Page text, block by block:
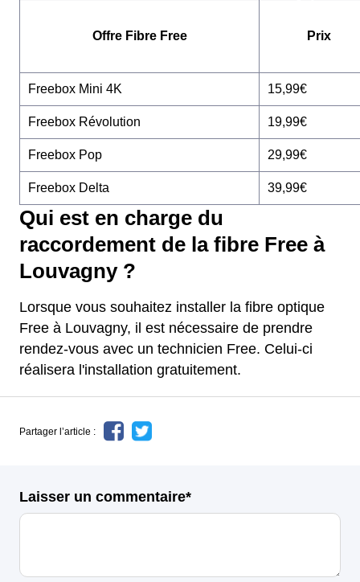
Offre Fibre Free Prix
Freebox Mini 4K 15,99€
Freebox Révolution 19,99€
Freebox Pop 29,99€
Freebox Delta 39,99€
Qui est en charge du
raccordement de la fibre Free à
Louvagny ?
Lorsque vous souhaitez installer la fibre optique
Free à Louvagny, il est nécessaire de prendre
rendez-vous avec un technicien Free. Celui-ci
réalisera l'installation gratuitement.
Partager l’article :
Laisser un commentaire*